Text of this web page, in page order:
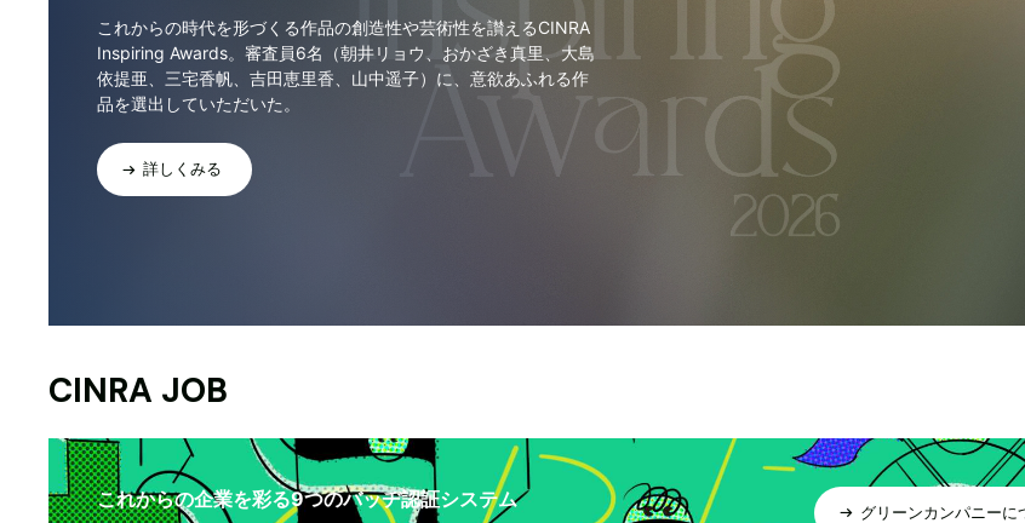
これからの時代を形づくる作品の創造性や芸術性を讃えるCINRA
Inspiring Awards。審査員6名（朝井リョウ、おかざき真里、大島
依提亜、三宅香帆、吉田恵里香、山中遥子）に、意欲あふれる作
品を選出していただいた。
詳しくみる
CINRA JOB
これからの企業を彩る9つのバッヂ認証システム
グリーンカンパニーに